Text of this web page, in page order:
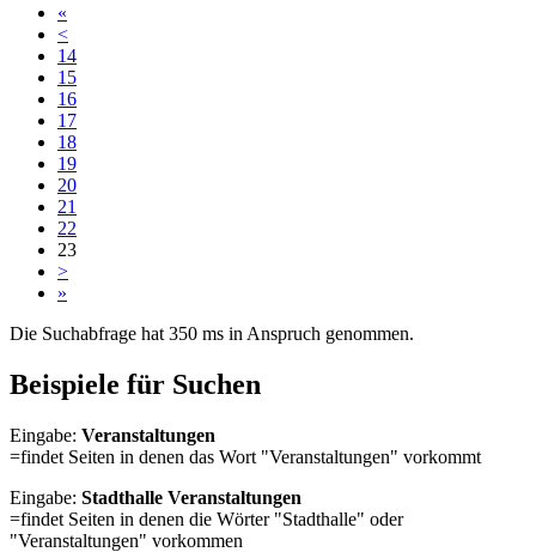
«
<
14
15
16
17
18
19
20
21
22
23
>
»
Die Suchabfrage hat 350 ms in Anspruch genommen.
Beispiele für Suchen
Eingabe: Veranstaltungen
=findet Seiten in denen das Wort "Veranstaltungen" vorkommt
Eingabe: Stadthalle Veranstaltungen
=findet Seiten in denen die Wörter "Stadthalle" oder
"Veranstaltungen" vorkommen